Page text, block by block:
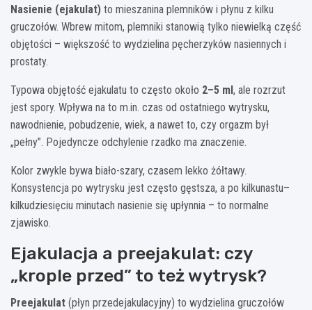
Nasienie (ejakulat) to mieszanina plemników i płynu z kilku
gruczołów. Wbrew mitom, plemniki stanowią tylko niewielką część
objętości – większość to wydzielina pęcherzyków nasiennych i
prostaty.
Typowa objętość ejakulatu to często około 2–5 ml, ale rozrzut
jest spory. Wpływa na to m.in. czas od ostatniego wytrysku,
nawodnienie, pobudzenie, wiek, a nawet to, czy orgazm był
„pełny”. Pojedyncze odchylenie rzadko ma znaczenie.
Kolor zwykle bywa biało-szary, czasem lekko żółtawy.
Konsystencja po wytrysku jest często gęstsza, a po kilkunastu–
kilkudziesięciu minutach nasienie się upłynnia – to normalne
zjawisko.
Ejakulacja a preejakulat: czy
„krople przed” to też wytrysk?
Preejakulat (płyn przedejakulacyjny) to wydzielina gruczołów